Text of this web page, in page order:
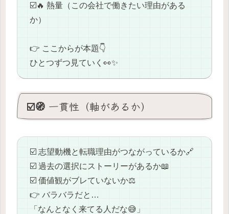
☑️🔥 熱量（この会社で働きたい理由がある
か）
👉 ここからが本題👇
ひとつずつ見ていく👀✨
☑️🧭 一貫性（軸があるか）
☑️ 志望動機と転職理由がつながっているか🔗
☑️ 過去の選択にストーリーがあるか📖
☑️ 価値観がブレていないか⚖️
👉 バラバラだと…
「なんとなく来てる人だな😅」